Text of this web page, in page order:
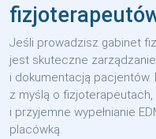
Jeśli prowadzisz gabinet
jest skuteczne
i dokumentacją
z myślą o
i przyjemne wypełnianie
placówką.